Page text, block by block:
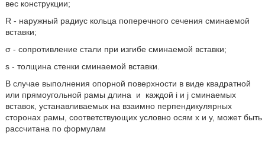
вес конструкции;
R - наружный радиус кольца поперечного сечения сминаемой
вставки;
σ - сопротивление стали при изгибе сминаемой вставки;
s - толщина стенки сминаемой вставки.
В случае выполнения опорной поверхности в виде квадратной
или прямоугольной рамы длина
и
каждой i и j сминаемых
вставок, устанавливаемых на взаимно перпендикулярных
сторонах рамы, соответствующих условно осям x и у, может быть
рассчитана по формулам